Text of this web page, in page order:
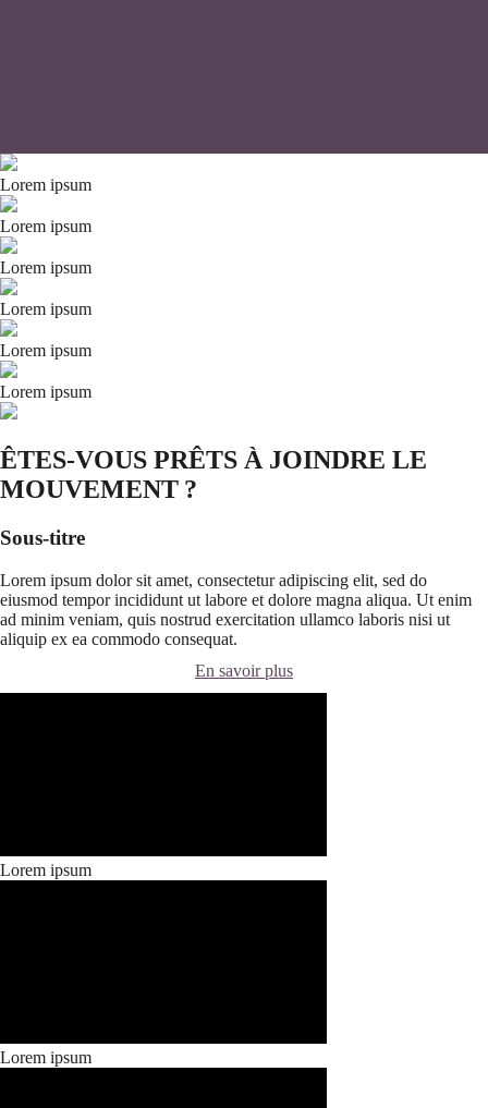
Lorem ipsum
Lorem ipsum
Lorem ipsum
Lorem ipsum
Lorem ipsum
Lorem ipsum
ÊTES-VOUS PRÊTS À JOINDRE LE
MOUVEMENT ?
Sous-titre
Lorem ipsum dolor sit amet, consectetur adipiscing elit, sed do
eiusmod tempor incididunt ut labore et dolore magna aliqua. Ut enim
ad minim veniam, quis nostrud exercitation ullamco laboris nisi ut
aliquip ex ea commodo consequat.
En savoir plus
Lorem ipsum
Lorem ipsum